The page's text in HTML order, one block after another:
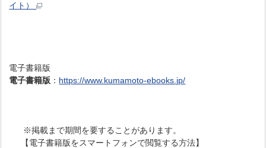
イト）
電子書籍版
電子書籍版 ： https://www.kumamoto-ebooks.jp/
※掲載まで期間を要することがあります。
【電子書籍版をスマートフォンで閲覧する方法】